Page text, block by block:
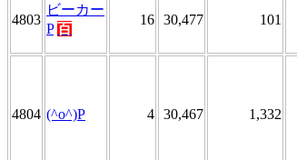
4803
ビーカー
P 百
16 30,477 101
4804 (^o^)P 4 30,467 1,332